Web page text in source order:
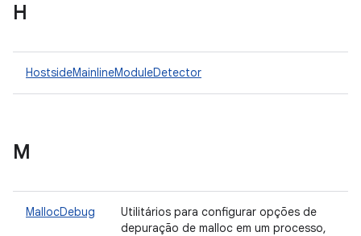
H
HostsideMainlineModuleDetector
M
MallocDebug
Utilitários para configurar opções de
depuração de malloc em um processo,